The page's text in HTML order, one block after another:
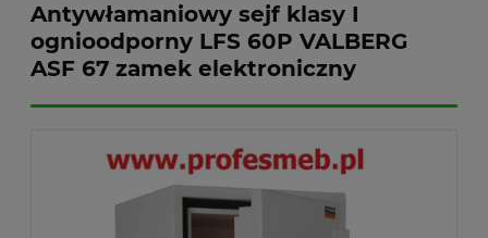
Antywłamaniowy sejf klasy I
ognioodporny LFS 60P VALBERG
ASF 67 zamek elektroniczny